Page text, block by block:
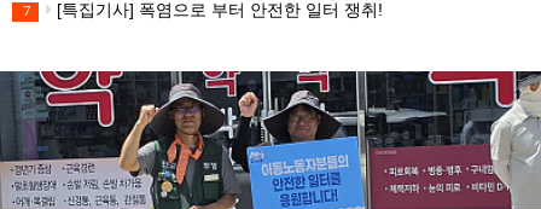
7 [특집기사] 폭염으로 부터 안전한 일터 쟁취!